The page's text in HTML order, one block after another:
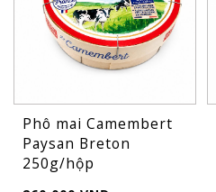
Phô mai Camembert
Paysan Breton
250g/hộp